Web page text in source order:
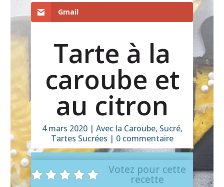
Gmail
Tarte à la
caroube et
au citron
4 mars 2020| Avec la Caroube, Sucré,
Tartes Sucrées | 0 commentaire
Votez pour cette
recette